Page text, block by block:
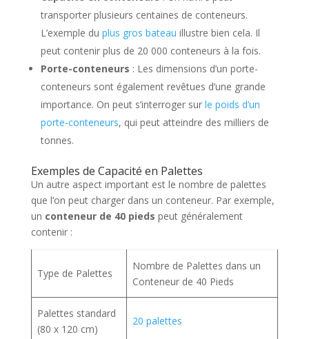
transporter plusieurs centaines de conteneurs.
L’exemple du plus gros bateau illustre bien cela. Il
peut contenir plus de 20 000 conteneurs à la fois.
Porte-conteneurs : Les dimensions d’un porte-
conteneurs sont également revêtues d’une grande
importance. On peut s’interroger sur le poids d’un
porte-conteneurs, qui peut atteindre des milliers de
tonnes.
Exemples de Capacité en Palettes
Un autre aspect important est le nombre de palettes
que l’on peut charger dans un conteneur. Par exemple,
un conteneur de 40 pieds peut généralement
contenir :
Type de Palettes
Nombre de Palettes dans un
Conteneur de 40 Pieds
Palettes standard
(80 x 120 cm)
20 palettes